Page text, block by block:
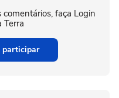
faça Login
Terra
participar